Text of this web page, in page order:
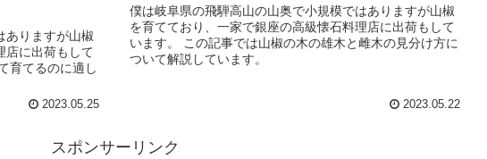
ありますが山椒
店に出荷もして
育てるのに適し
2023.05.25
僕は岐阜県の飛騨高山の山奥で小規模ではありますが山椒
を育てており、一家で銀座の高級懐石料理店に出荷もして
います。 この記事では山椒の木の雄木と雌木の見分け方に
ついて解説しています。
2023.05.22
スポンサーリンク